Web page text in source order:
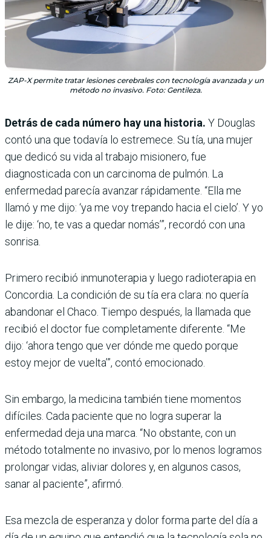
ZAP-X permite tratar lesiones cerebrales con tecnología avanzada y un
método no invasivo. Foto: Gentileza.
Detrás de cada número hay una historia. Y Douglas
contó una que todavía lo estremece. Su tía, una mujer
que dedicó su vida al trabajo misionero, fue
diagnosticada con un carcinoma de pulmón. La
enfermedad parecía avanzar rápidamente. “Ella me
llamó y me dijo: ‘ya me voy trepando hacia el cielo’. Y yo
le dije: ‘no, te vas a quedar nomás’”, recordó con una
sonrisa.
Primero recibió inmunoterapia y luego radioterapia en
Concordia. La condición de su tía era clara: no quería
abandonar el Chaco. Tiempo después, la llamada que
recibió el doctor fue completamente diferente. “Me
dijo: ‘ahora tengo que ver dónde me quedo porque
estoy mejor de vuelta’”, contó emocionado.
Sin embargo, la medicina también tiene momentos
difíciles. Cada paciente que no logra superar la
enfermedad deja una marca. “No obstante, con un
método totalmente no invasivo, por lo menos logramos
prolongar vidas, aliviar dolores y, en algunos casos,
sanar al paciente”, afirmó.
Esa mezcla de esperanza y dolor forma parte del día a